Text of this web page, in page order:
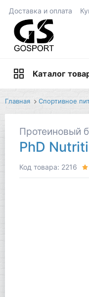
Доставка и оплата
Каталог
Главная Спортивное
Протеиновый
PhD
Код товара: 2216